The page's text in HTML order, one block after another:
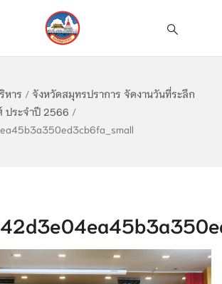
หาร / จังหวัดสมุทรปราการ จัดงานวันที่ระลึก
ประจำปี 2566 /